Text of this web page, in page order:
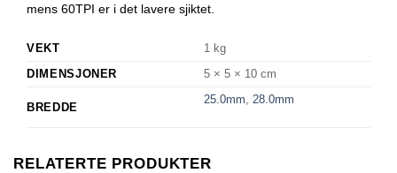
mens 60TPI er i det lavere sjiktet.
VEKT
1 kg
DIMENSJONER
5 × 5 × 10 cm
BREDDE
25.0mm 28.0mm
RELATERTE PRODUKTER